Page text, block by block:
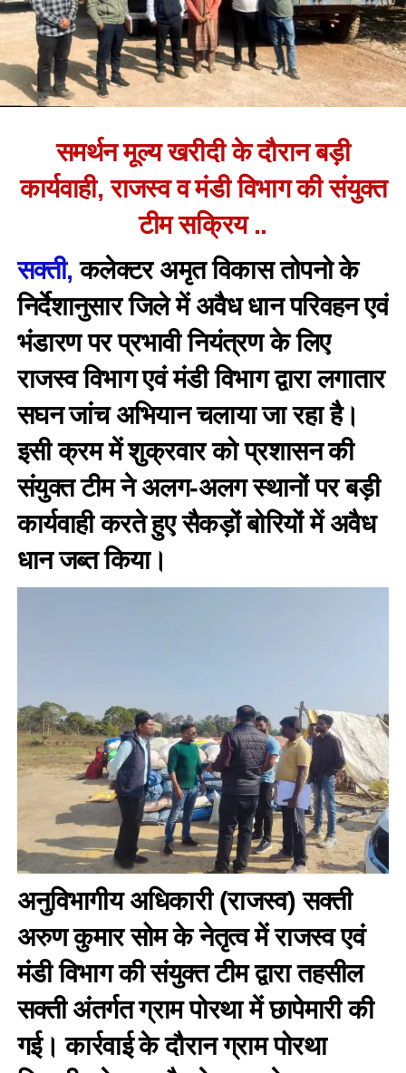
समर्थन मूल्य खरीदी के दौरान बड़ी
कार्यवाही, राजस्व व मंडी विभाग की संयुक्त
टीम सक्रिय ..
सक्ती, कलेक्टर अमृत विकास तोपनो के
निर्देशानुसार जिले में अवैध धान परिवहन एवं
भंडारण पर प्रभावी नियंत्रण के लिए
राजस्व विभाग एवं मंडी विभाग द्वारा लगातार
सघन जांच अभियान चलाया जा रहा है।
इसी क्रम में शुक्रवार को प्रशासन की
संयुक्त टीम ने अलग-अलग स्थानों पर बड़ी
कार्यवाही करते हुए सैकड़ों बोरियों में अवैध
धान जब्त किया।
अनुविभागीय अधिकारी (राजस्व) सक्ती
अरुण कुमार सोम के नेतृत्व में राजस्व एवं
मंडी विभाग की संयुक्त टीम द्वारा तहसील
सक्ती अंतर्गत ग्राम पोरथा में छापेमारी की
गई। कार्रवाई के दौरान ग्राम पोरथा